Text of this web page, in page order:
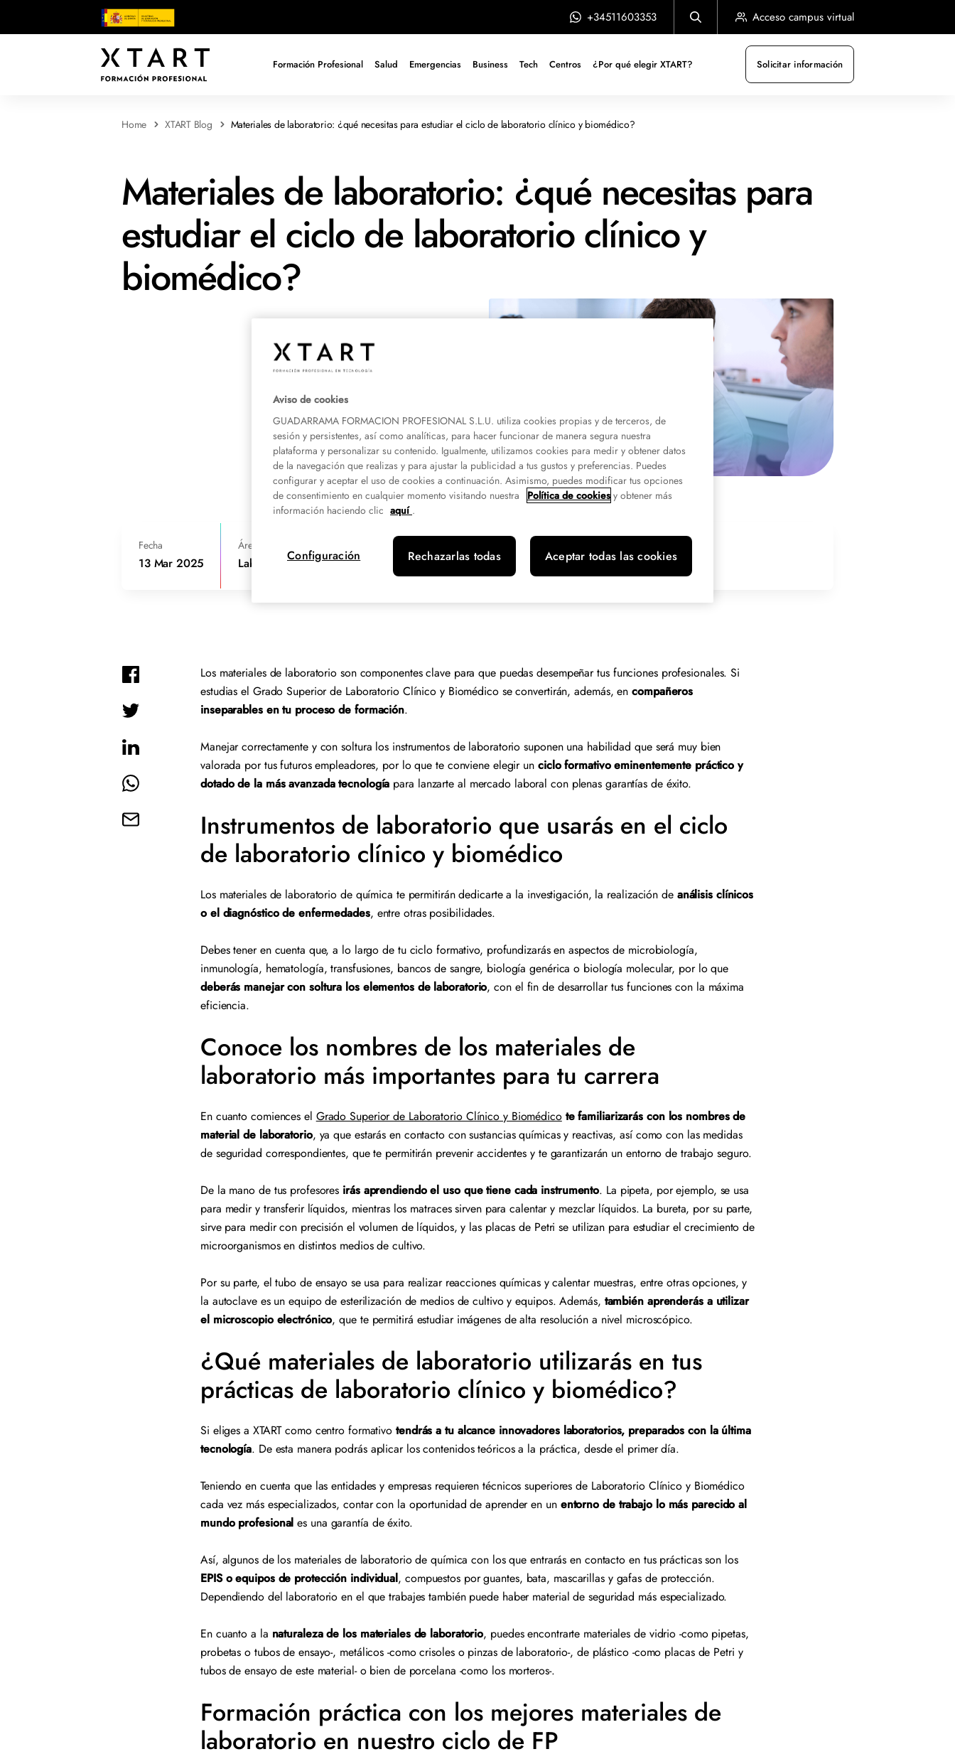
+34511603353 Acceso campus virtual
Formación Profesional Salud Emergencias Business Tech Centros ¿Por qué elegir XTART? Solicitar información
Home XTART Blog Materiales de laboratorio: ¿qué necesitas para estudiar el ciclo de laboratorio clínico y biomédico?
Materiales de laboratorio: ¿qué necesitas para
estudiar el ciclo de laboratorio clínico y
biomédico?
Fecha
13 Mar 2025
Área de conocimiento
Laboratorio
Los materiales de laboratorio son componentes clave para que puedas desempeñar tus funciones profesionales. Si
estudias el Grado Superior de Laboratorio Clínico y Biomédico se convertirán, además, encompañeros
inseparables en tu proceso de formación.
Manejar correctamente y con soltura los instrumentos de laboratorio suponen una habilidad que será muy bien
valorada por tus futuros empleadores, por lo que te conviene elegir un ciclo formativo eminentemente práctico y
dotado de la más avanzada tecnología para lanzarte al mercado laboral con plenas garantías de éxito.
Instrumentos de laboratorio que usarás en el ciclo
de laboratorio clínico y biomédico
Los materiales de laboratorio de química te permitirán dedicarte a la investigación, la realización de análisis clínicos
o el diagnóstico de enfermedades, entre otras posibilidades.
Debes tener en cuenta que, a lo largo de tu ciclo formativo, profundizarás en aspectos de microbiología,
inmunología, hematología, transfusiones, bancos de sangre, biología genérica o biología molecular, por lo que
deberás manejar con soltura los elementos de laboratorio, con el fin de desarrollar tus funciones con la máxima
eficiencia.
Conoce los nombres de los materiales de
laboratorio más importantes para tu carrera
En cuanto comiences el Grado Superior de Laboratorio Clínico y Biomédico te familiarizarás con los nombres de
material de laboratorio, ya que estarás en contacto con sustancias químicas y reactivas, así como con las medidas
de seguridad correspondientes, que te permitirán prevenir accidentes y te garantizarán un entorno de trabajo seguro.
De la mano de tus profesores irás aprendiendo el uso que tiene cada instrumento. La pipeta, por ejemplo, se usa
para medir y transferir líquidos, mientras los matraces sirven para calentar y mezclar líquidos. La bureta, por su parte,
sirve para medir con precisión el volumen de líquidos, y las placas de Petri se utilizan para estudiar el crecimiento de
microorganismos en distintos medios de cultivo.
Por su parte, el tubo de ensayo se usa para realizar reacciones químicas y calentar muestras, entre otras opciones, y
la autoclave es un equipo de esterilización de medios de cultivo y equipos. Además, también aprenderás a utilizar
el microscopio electrónico, que te permitirá estudiar imágenes de alta resolución a nivel microscópico.
¿Qué materiales de laboratorio utilizarás en tus
prácticas de laboratorio clínico y biomédico?
Si eliges a XTART como centro formativo tendrás a tu alcance innovadores laboratorios, preparados con la última
tecnología. De esta manera podrás aplicar los contenidos teóricos a la práctica, desde el primer día.
Teniendo en cuenta que las entidades y empresas requieren técnicos superiores de Laboratorio Clínico y Biomédico
cada vez más especializados, contar con la oportunidad de aprender en un entorno de trabajo lo más parecido al
mundo profesional es una garantía de éxito.
Así, algunos de los materiales de laboratorio de química con los que entrarás en contacto en tus prácticas son los
EPIS o equipos de protección individual, compuestos por guantes, bata, mascarillas y gafas de protección.
Dependiendo del laboratorio en el que trabajes también puede haber material de seguridad más especializado.
En cuanto a la naturaleza de los materiales de laboratorio, puedes encontrarte materiales de vidrio -como pipetas,
probetas o tubos de ensayo-, metálicos -como crisoles o pinzas de laboratorio-, de plástico -como placas de Petri y
tubos de ensayo de este material- o bien de porcelana -como los morteros-.
Formación práctica con los mejores materiales de
laboratorio en nuestro ciclo de FP
Aviso de cookies
GUADARRAMA FORMACION PROFESIONAL S.L.U. utiliza cookies propias y de terceros, de
sesión y persistentes, así como analíticas, para hacer funcionar de manera segura nuestra
plataforma y personalizar su contenido. Igualmente, utilizamos cookies para medir y obtener datos
de la navegación que realizas y para ajustar la publicidad a tus gustos y preferencias. Puedes
configurar y aceptar el uso de cookies a continuación. Asimismo, puedes modificar tus opciones
de consentimiento en cualquier momento visitando nuestra
Política de cookies y obtener más
información haciendo clic aquí .
Rechazarlas todas Aceptar todas las cookies
Configuración